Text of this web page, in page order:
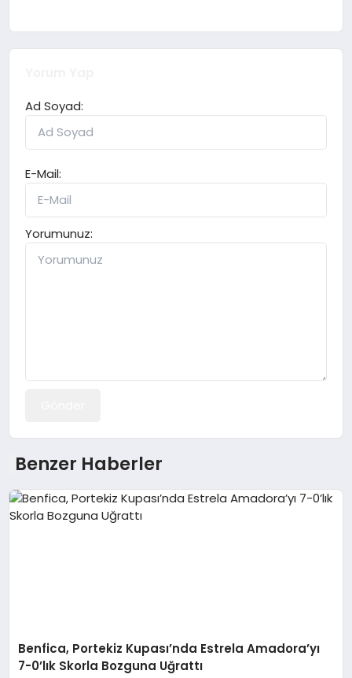
Ad Soyad:
E-Mail:
Yorumunuz:
Benzer Haberler
Benfica, Portekiz Kupası’nda Estrela Amadora’yı
7-0’lık Skorla Bozguna Uğrattı